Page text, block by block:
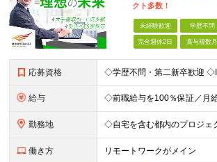
クト多数！
未経験歓迎 学歴不問
完全週休2日 賞与複数月
応募資格
給与
勤務地
働き方 リモートワークがメイン